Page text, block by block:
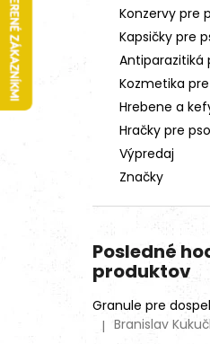
Konzervy pre
Kapsičky pre
Antiparazitiká
Kozmetika
Hrebene a
Hračky pre
Výpredaj
Značky
Posledné
produktov
Hodnotenie
| Branislav